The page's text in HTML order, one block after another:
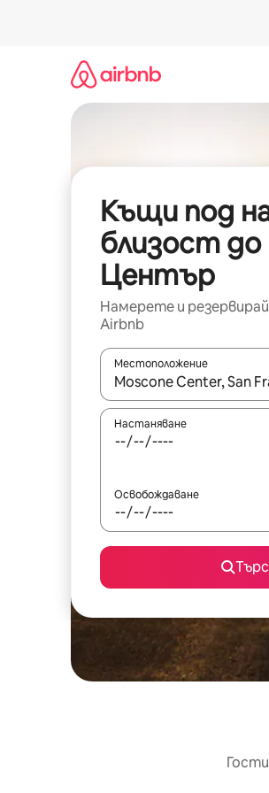
Къщи под
близост
Център
Намерете и
Airbnb
Местоположение
Когато резултатите се
Настаняване
Освобождаване